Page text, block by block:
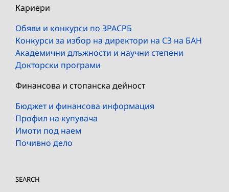
Кариери
Обяви и конкурси по ЗРАСРБ
Конкурси за избор на директори на СЗ на БАН
Академични длъжности и научни степени
Докторски програми
Финансова и стопанска дейност
Бюджет и финансова информация
Профил на купувача
Имоти под наем
Почивно дело
SEARCH